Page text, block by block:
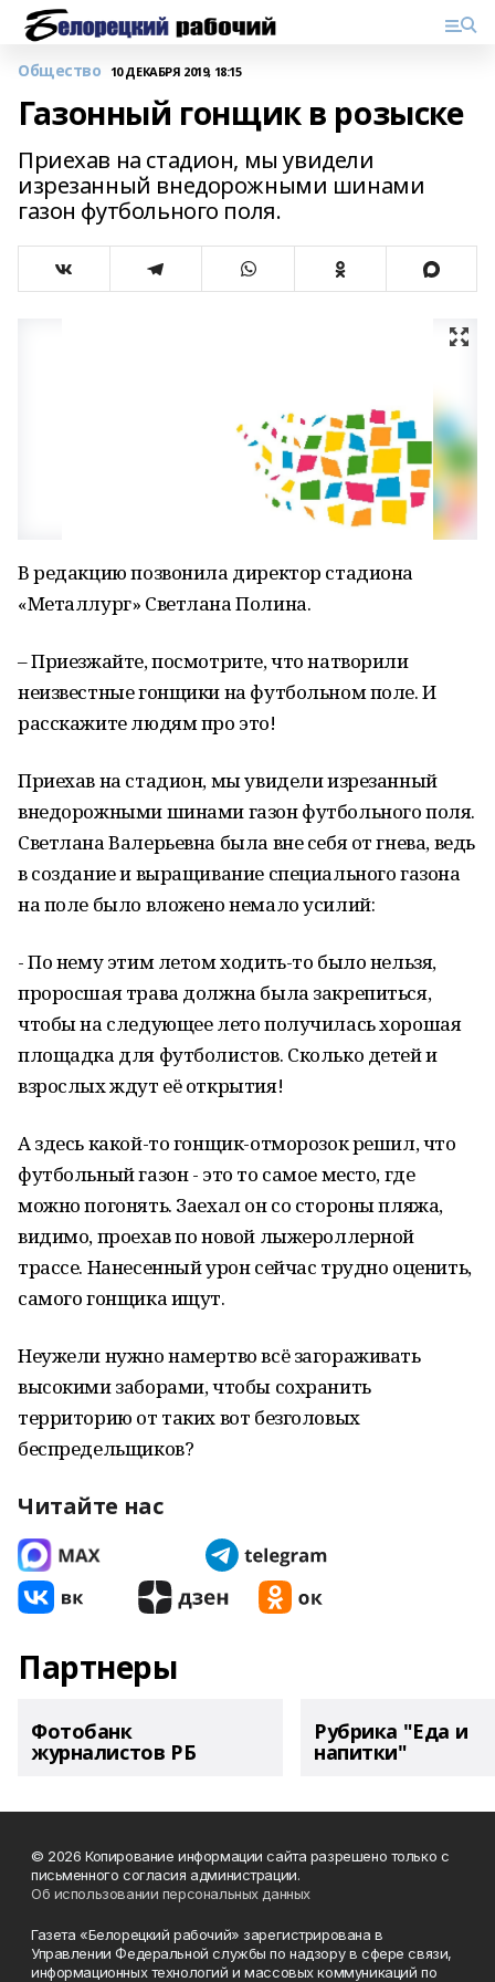
Общество 10 ДЕКАБРЯ 2019, 18:15
Газонный гонщик в розыске
Приехав на стадион, мы увидели
изрезанный внедорожными шинами
газон футбольного поля.
В редакцию позвонила директор стадиона
«Металлург» Светлана Полина.
– Приезжайте, посмотрите, что натворили
неизвестные гонщики на футбольном поле. И
расскажите людям про это!
Приехав на стадион, мы увидели изрезанный
внедорожными шинами газон футбольного поля.
Светлана Валерьевна была вне себя от гнева, ведь
в создание и выращивание специального газона
на поле было вложено немало усилий:
- По нему этим летом ходить-то было нельзя,
проросшая трава должна была закрепиться,
чтобы на следующее лето получилась хорошая
площадка для футболистов. Сколько детей и
взрослых ждут её открытия!
А здесь какой-то гонщик-отморозок решил, что
футбольный газон - это то самое место, где
можно погонять. Заехал он со стороны пляжа,
видимо, проехав по новой лыжероллерной
трассе. Нанесенный урон сейчас трудно оценить,
самого гонщика ищут.
Неужели нужно намертво всё загораживать
высокими заборами, чтобы сохранить
территорию от таких вот безголовых
беспредельщиков?
Читайте нас
Партнеры
Фотобанк
журналистов РБ
Рубрика "Еда и
напитки"
© 2026 Копирование информации сайта разрешено только с
письменного согласия администрации.
Об использовании персональных данных
Газета «Белорецкий рабочий» зарегистрирована в
Управлении Федеральной службы по надзору в сфере связи,
информационных технологий и массовых коммуникаций по